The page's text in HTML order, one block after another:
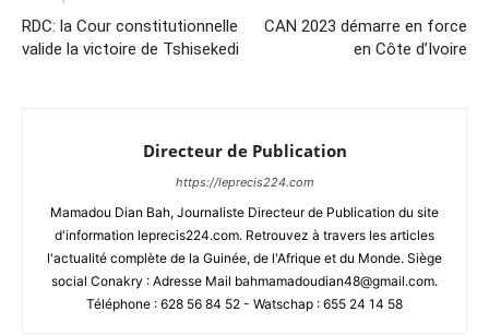
RDC: la Cour constitutionnelle
valide la victoire de Tshisekedi
CAN 2023 démarre en force
en Côte d’Ivoire
Directeur de Publication
https://leprecis224.com
Mamadou Dian Bah, Journaliste Directeur de Publication du site
d'information leprecis224.com. Retrouvez à travers les articles
l'actualité complète de la Guinée, de l'Afrique et du Monde. Siège
social Conakry : Adresse Mail bahmamadoudian48@gmail.com.
Téléphone : 628 56 84 52 - Watschap : 655 24 14 58